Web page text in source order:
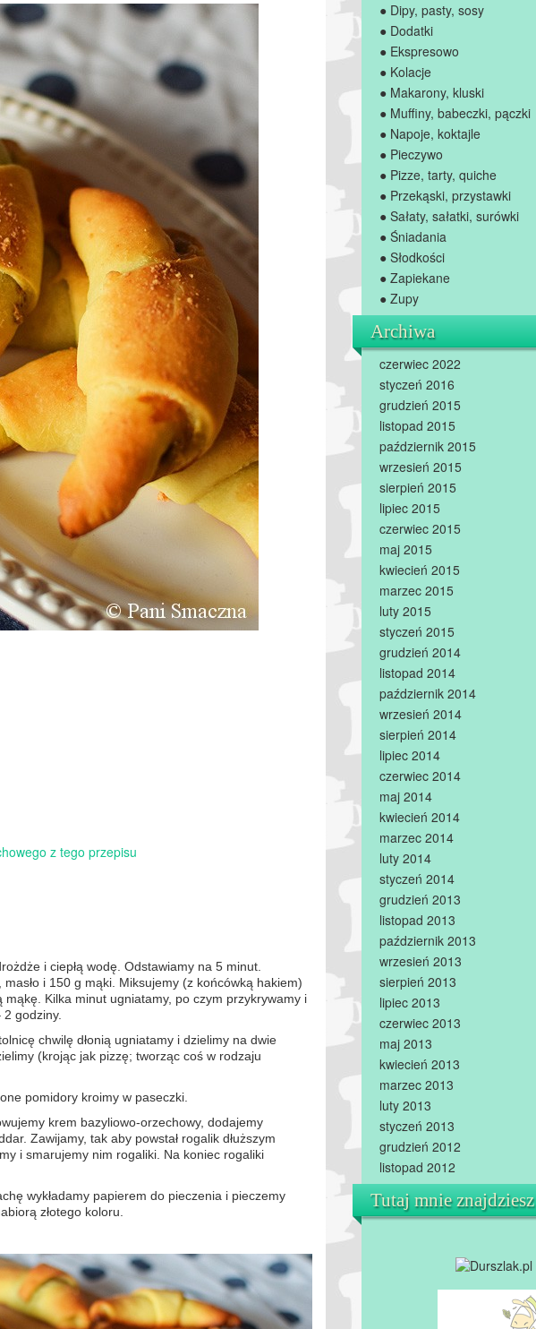
z tego przepisu
i ciepłą wodę. Odstawiamy na 5 minut.
i 150 g mąki. Miksujemy (z końcówką hakiem)
mąkę. Kilka minut ugniatamy, po czym przykrywamy i
godziny.
chwilę dłonią ugniatamy i dzielimy na dwie
(krojąc jak pizzę; tworząc coś w rodzaju
pomidory kroimy w paseczki.
krem bazyliowo-orzechowy, dodajemy
Zawijamy, tak aby powstał rogalik dłuższym
i smarujemy nim rogaliki. Na koniec rogaliki
wykładamy papierem do pieczenia i pieczemy
złotego koloru.
● Dipy, pasty, sosy
● Dodatki
● Ekspresowo
● Kolacje
● Makarony, kluski
● Muffiny, babeczki, pączki
● Napoje, koktajle
● Pieczywo
● Pizze, tarty, quiche
● Przekąski, przystawki
● Sałaty, sałatki, surówki
● Śniadania
● Słodkości
● Zapiekane
● Zupy
Archiwa
czerwiec 2022
styczeń 2016
grudzień 2015
listopad 2015
październik 2015
wrzesień 2015
sierpień 2015
lipiec 2015
czerwiec 2015
maj 2015
kwiecień 2015
marzec 2015
luty 2015
styczeń 2015
grudzień 2014
listopad 2014
październik 2014
wrzesień 2014
sierpień 2014
lipiec 2014
czerwiec 2014
maj 2014
kwiecień 2014
marzec 2014
luty 2014
styczeń 2014
grudzień 2013
listopad 2013
październik 2013
wrzesień 2013
sierpień 2013
lipiec 2013
czerwiec 2013
maj 2013
kwiecień 2013
marzec 2013
luty 2013
styczeń 2013
grudzień 2012
listopad 2012
Tutaj mnie znajdziesz